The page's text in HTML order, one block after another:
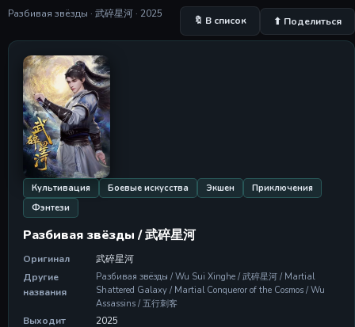
29 Apr 2026
29 Apr 2026
Серия 7
Серия 7
29 Apr 2026
Серия 8
Серия 8
29 Apr 2026
29 Apr 2026
Серия 10
Серия 10
29 Apr 2026
Разбивая звёзды · 武碎星河 · 2025
🔖 В список ⬆ Поделиться
Культивация Боевые искусства Экшен
Приключения
Фэнтези
Разбивая звёзды / 武碎星河
Оригинал
武碎星河
Другие
названия
Разбивая звёзды / Wu Sui Xinghe / 武碎星河 / Martial
Shattered Galaxy / Martial Conqueror of the Cosmos / Wu
Assassins / 五行刺客
Выходит 2025